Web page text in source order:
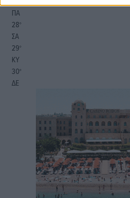
ΠΑ
28°
ΣΑ
29°
ΚΥ
30°
ΔΕ